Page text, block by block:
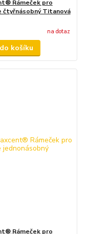
Rámeček pro
Titanová
na dotaz
košíku
Rámeček pro